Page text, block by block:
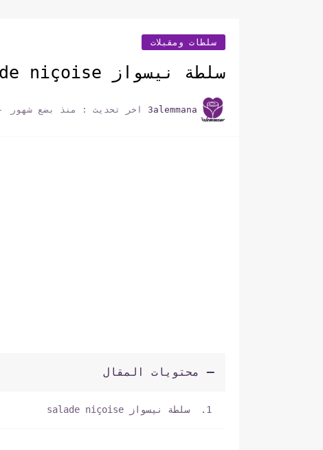
سلطات ومقبلات
سلطة نيسواز salade niçoise
3alemmana اخر تحديث : منذ بضع شهور
محتويات المقال
سلطة نيسواز salade niçoise